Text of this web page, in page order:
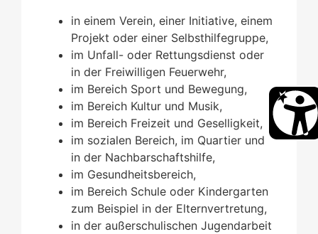
in einem Verein, einer Initiative, einem
Projekt oder einer Selbsthilfegruppe,
im Unfall- oder Rettungsdienst oder
in der Freiwilligen Feuerwehr,
im Bereich Sport und Bewegung,
im Bereich Kultur und Musik,
im Bereich Freizeit und Geselligkeit,
im sozialen Bereich, im Quartier und
in der Nachbarschaftshilfe,
im Gesundheitsbereich,
im Bereich Schule oder Kindergarten
zum Beispiel in der Elternvertretung,
in der außerschulischen Jugendarbeit